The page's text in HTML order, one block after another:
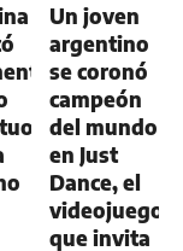
Un joven
argentino
se coronó
campeón
del mundo
en Just
Dance, el
videojuego
que invita